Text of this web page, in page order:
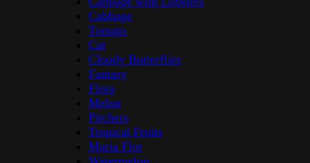
Cabbage
Tomato
Cat
Cloudy Butterflies
Fantasy
Flora
Melon
Pitchers
Tropical Fruits
Maria Flor